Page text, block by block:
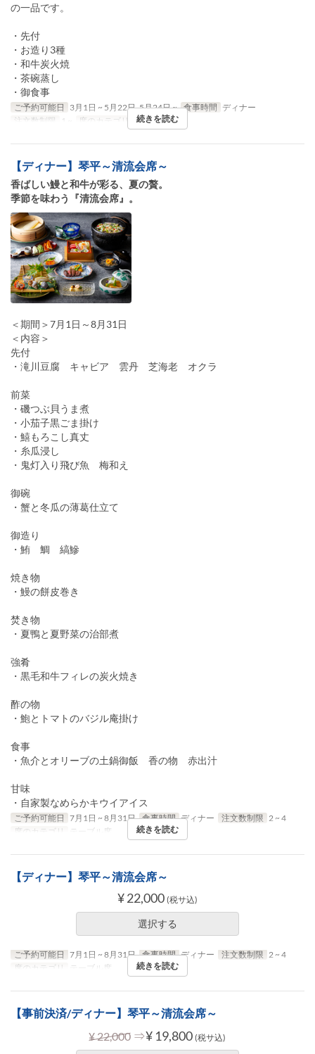
の一品です。
・先付
・お造り3種
・和牛炭火焼
・茶碗蒸し
・御食事
ご予約可能日 3月1日 ~ 5月22日, 5月24日 ~ 食事時間 ディナー
注文数制限
1 ~ 席のカテゴリ テーブル席
続きを読む
【ディナー】琴平～清流会席～
香ばしい鰻と和牛が彩る、夏の贅。
季節を味わう『清流会席』。
＜期間＞7月1日～8月31日
＜内容＞
先付
・滝川豆腐 キャビア 雲丹 芝海老 オクラ
前菜
・磯つぶ貝うま煮
・小茄子黒ごま掛け
・鱚もろこし真丈
・糸瓜浸し
・鬼灯入り飛び魚 梅和え
御碗
・蟹と冬瓜の薄葛仕立て
御造り
・鮪 鯛 縞鰺
焼き物
・鰻の餅皮巻き
焚き物
・夏鴨と夏野菜の治部煮
強肴
・黒毛和牛フィレの炭火焼き
酢の物
・鮑とトマトのバジル庵掛け
食事
・魚介とオリーブの土鍋御飯 香の物 赤出汁
甘味
・自家製なめらかキウイアイス
ご予約可能日 7月1日 ~ 8月31日 食事時間 ディナー 注文数制限 2 ~ 4
席のカテゴリ
テーブル席 続きを読む
【ディナー】琴平～清流会席～
¥ 22,000 (税サ込)
選択する
ご予約可能日 7月1日 ~ 8月31日 食事時間 ディナー 注文数制限 2 ~ 4
席のカテゴリ
テーブル席 続きを読む
【事前決済/ディナー】琴平～清流会席～
¥ 22,000 ⇒¥ 19,800 (税サ込)